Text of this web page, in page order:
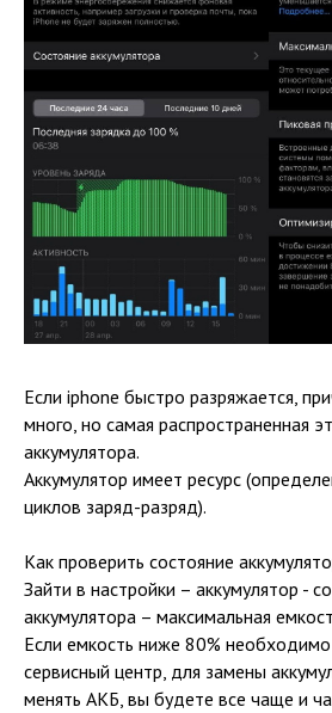
Если iphone быстро разряжается,
много, но самая распространенная
аккумулятора.
Аккумулятор имеет ресурс
циклов заряд-разряд).
Как проверить состояние
Зайти в настройки – аккумулятор -
аккумулятора – максимальная
Если емкость ниже 80% необходимо
сервисный центр, для замены
менять АКБ, вы будете все чаще и